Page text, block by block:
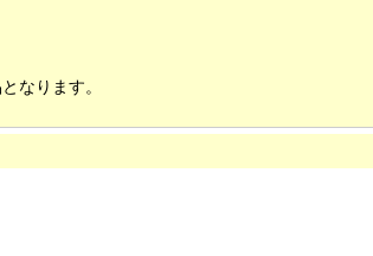
なります。